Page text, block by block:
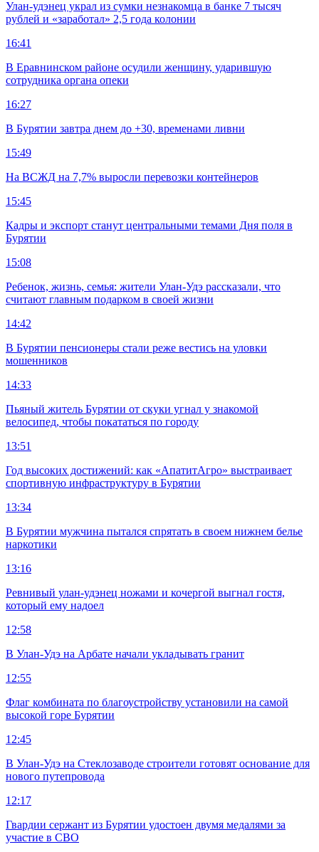
Улан-удэнец украл из сумки незнакомца в банке 7 тысяч
рублей и «заработал» 2,5 года колонии
16:41
В Еравнинском районе осудили женщину, ударившую
сотрудника органа опеки
16:27
В Бурятии завтра днем до +30, временами ливни
15:49
На ВСЖД на 7,7% выросли перевозки контейнеров
15:45
Кадры и экспорт станут центральными темами Дня поля в
Бурятии
15:08
Ребенок, жизнь, семья: жители Улан-Удэ рассказали, что
считают главным подарком в своей жизни
14:42
В Бурятии пенсионеры стали реже вестись на уловки
мошенников
14:33
Пьяный житель Бурятии от скуки угнал у знакомой
велосипед, чтобы покататься по городу
13:51
Год высоких достижений: как «АпатитАгро» выстраивает
спортивную инфраструктуру в Бурятии
13:34
В Бурятии мужчина пытался спрятать в своем нижнем белье
наркотики
13:16
Ревнивый улан-удэнец ножами и кочергой выгнал гостя,
который ему надоел
12:58
В Улан-Удэ на Арбате начали укладывать гранит
12:55
Флаг комбината по благоустройству установили на самой
высокой горе Бурятии
12:45
В Улан-Удэ на Стеклозаводе строители готовят основание для
нового путепровода
12:17
Гвардии сержант из Бурятии удостоен двумя медалями за
участие в СВО